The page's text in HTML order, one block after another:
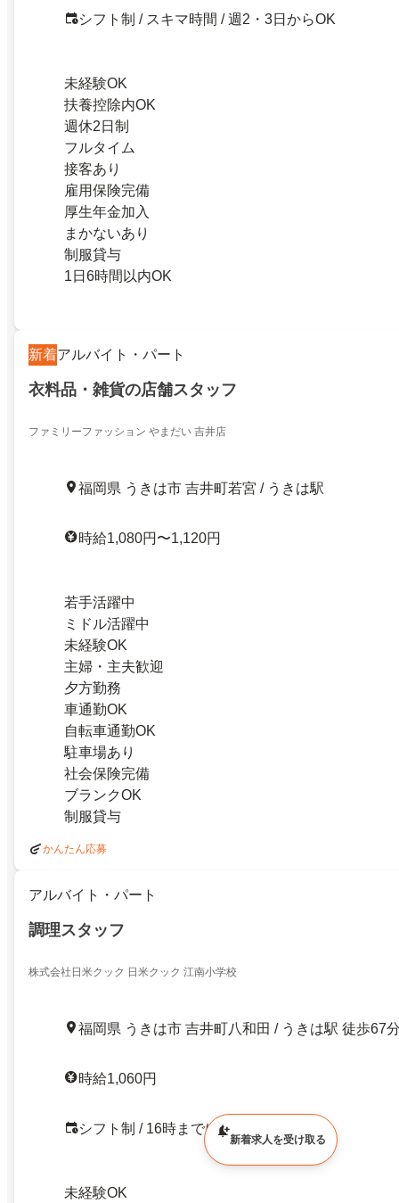
シフト制 / スキマ時間 / 週2・3日からOK
未経験OK
扶養控除内OK
週休2日制
フルタイム
接客あり
雇用保険完備
厚生年金加入
まかないあり
制服貸与
1日6時間以内OK
新着アルバイト・パート
衣料品・雑貨の店舗スタッフ
ファミリーファッション やまだい 吉井店
福岡県 うきは市 吉井町若宮 / うきは駅
時給1,080円〜1,120円
若手活躍中
ミドル活躍中
未経験OK
主婦・主夫歓迎
夕方勤務
車通勤OK
自転車通勤OK
駐車場あり
社会保険完備
ブランクOK
制服貸与
かんたん応募
アルバイト・パート
調理スタッフ
株式会社日米クック 日米クック 江南小学校
福岡県 うきは市 吉井町八和田 / うきは駅 徒歩67
時給1,060円
シフト制 / 16時までに退社可 / 長期
未経験OK
新着求人を受け取る